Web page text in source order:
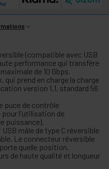
(compatible avec USB
performance qui transfère
de 10 Gbps.
qui prend en charge la charge
version 1.1, standard 56
puce de contrôle
l'utilisation de
puissance).
mâle de type C réversible
Le connecteur réversible
quelle position.
de haute qualité et longueur